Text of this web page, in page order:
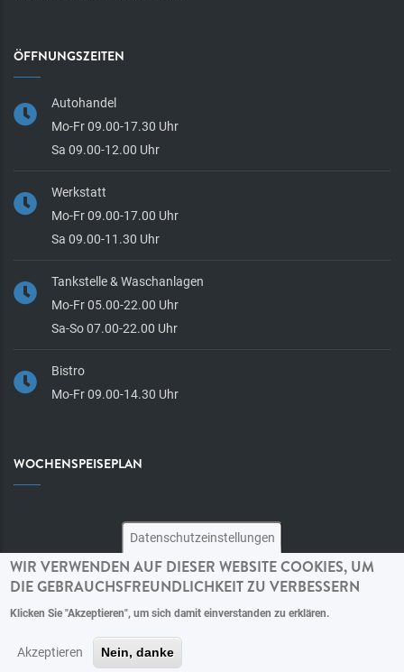
Datenschutzeinstellungen
WIR VERWENDEN AUF DIESER WEBSITE COOKIES, UM
DIE GEBRAUCHSFREUNDLICHKEIT ZU VERBESSERN
Klicken Sie "Akzeptieren", um sich damit einverstanden zu erklären.
Akzeptieren Nein, danke
ÖFFNUNGSZEITEN
Autohandel
Mo-Fr 09.00-17.30 Uhr
Sa 09.00-12.00 Uhr
Werkstatt
Mo-Fr 09.00-17.00 Uhr
Sa 09.00-11.30 Uhr
Tankstelle & Waschanlagen
Mo-Fr 05.00-22.00 Uhr
Sa-So 07.00-22.00 Uhr
Bistro
Mo-Fr 09.00-14.30 Uhr
WOCHENSPEISEPLAN